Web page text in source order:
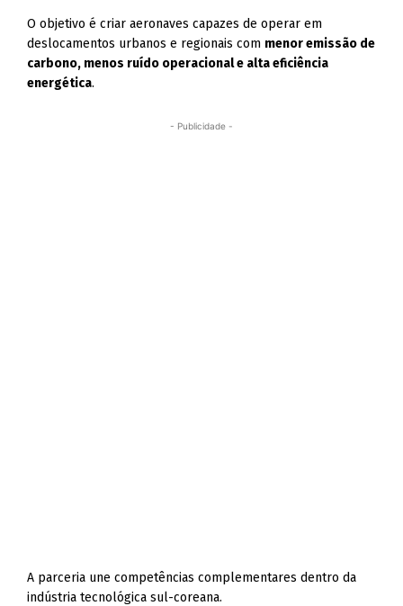
O objetivo é criar aeronaves capazes de operar em
deslocamentos urbanos e regionais com menor emissão de
carbono, menos ruído operacional e alta eficiência
energética.
- Publicidade -
A parceria une competências complementares dentro da
indústria tecnológica sul-coreana.